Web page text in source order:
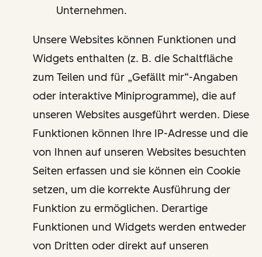
Unternehmen.
Unsere Websites können Funktionen und
Widgets enthalten (z. B. die Schaltfläche
zum Teilen und für „Gefällt mir“-Angaben
oder interaktive Miniprogramme), die auf
unseren Websites ausgeführt werden. Diese
Funktionen können Ihre IP-Adresse und die
von Ihnen auf unseren Websites besuchten
Seiten erfassen und sie können ein Cookie
setzen, um die korrekte Ausführung der
Funktion zu ermöglichen. Derartige
Funktionen und Widgets werden entweder
von Dritten oder direkt auf unseren